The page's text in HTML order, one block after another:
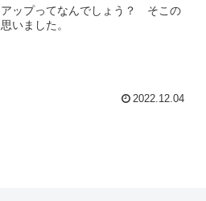
ップってなんでしょう？ そこの
いました。
2022.12.04